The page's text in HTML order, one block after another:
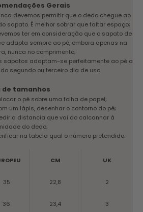
Gerais
devemos permitir que o dedo chegue ao
sapato. É melhor sobrar que faltar espaço;
ter em consideração que o sapato de
adapta sempre ao pé, embora apenas na
nunca no comprimento;
sapatos adaptam-se perfeitamente ao pé a
segundo ou terceiro dia de uso.
de tamanhos
o pé sobre uma folha de papel;
um lápis, desenhar o contorno do pé;
a distancia que vai do calcanhar à
do dedo;
na tabela qual o número pretendido.
CM UK
35 22,8 2
36 23,4 3